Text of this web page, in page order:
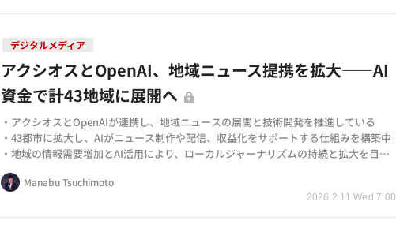
デジタルメディア
2026.2.11 Wed 7:00
アクシオスとOpenAI、地域ニュース提携を拡大——AI
資金で計43地域に展開へ
・アクシオスとOpenAIが連携し、地域ニュースの展開と技術開発を推進している
・43都市に拡大し、AIがニュース制作や配信、収益化をサポートする仕組みを構築中
・地域の情報需要増加とAI活用により、ローカルジャーナリズムの持続と拡大を目指
す
Manabu Tsuchimoto